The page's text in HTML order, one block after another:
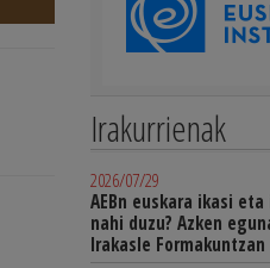
Irakurrienak
2026/07/29
AEBn euskara ikasi
nahi duzu? Azken
Irakasle